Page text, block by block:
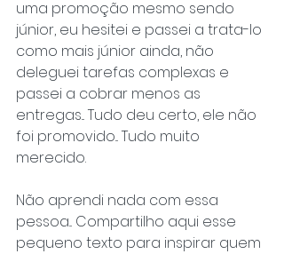
uma promoção mesmo sendo
júnior, eu hesitei e passei a trata-lo
como mais júnior ainda, não
deleguei tarefas complexas e
passei a cobrar menos as
entregas... Tudo deu certo, ele não
foi promovido... Tudo muito
merecido.
Não aprendi nada com essa
pessoa... Compartilho aqui esse
pequeno texto para inspirar quem